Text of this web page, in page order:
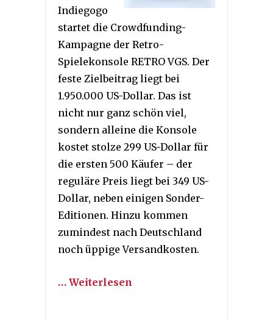
Indiegogo
startet die Crowdfunding-
Kampagne der Retro-
Spielekonsole RETRO VGS. Der
feste Zielbeitrag liegt bei
1.950.000 US-Dollar. Das ist
nicht nur ganz schön viel,
sondern alleine die Konsole
kostet stolze 299 US-Dollar für
die ersten 500 Käufer – der
reguläre Preis liegt bei 349 US-
Dollar, neben einigen Sonder-
Editionen. Hinzu kommen
zumindest nach Deutschland
noch üppige Versandkosten.
… Weiterlesen